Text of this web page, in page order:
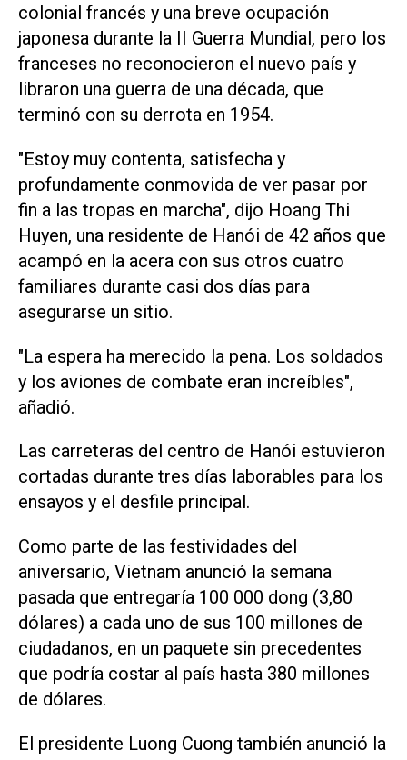
colonial francés y una breve ocupación
japonesa durante la II Guerra Mundial, pero los
franceses no reconocieron el nuevo país y
libraron una guerra de una década, que
terminó con su derrota en 1954.
"Estoy muy contenta, satisfecha y
profundamente conmovida de ver pasar por
fin a las tropas en marcha", dijo Hoang Thi
Huyen, una residente de Hanói de 42 años que
acampó en la acera con sus otros cuatro
familiares durante casi dos días para
asegurarse un sitio.
"La espera ha merecido la pena. Los soldados
y los aviones de combate eran increíbles",
añadió.
Las carreteras del centro de Hanói estuvieron
cortadas durante tres días laborables para los
ensayos y el desfile principal.
Como parte de las festividades del
aniversario, Vietnam anunció la semana
pasada que entregaría 100 000 dong (3,80
dólares) a cada uno de sus 100 millones de
ciudadanos, en un paquete sin precedentes
que podría costar al país hasta 380 millones
de dólares.
El presidente Luong Cuong también anunció la